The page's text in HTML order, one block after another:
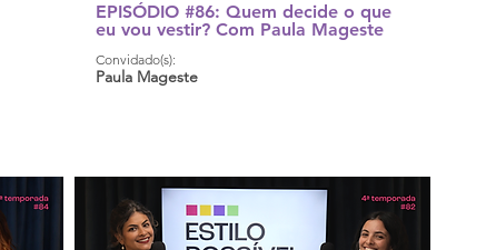
EPISÓDIO #86: Quem decide o que
eu vou vestir? Com Paula Mageste
Convidado(s):
Paula Mageste